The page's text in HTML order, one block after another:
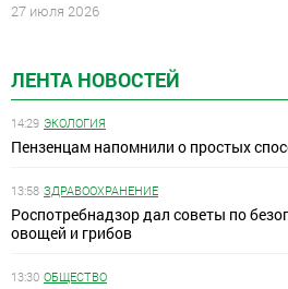
ЛЕНТА НОВОСТЕЙ
14:29 ЭКОЛОГИЯ
Пензенцам напомнили о простых
13:58 ЗДРАВООХРАНЕНИЕ
Роспотребнадзор дал советы по
овощей и грибов
13:30 ОБЩЕСТВО
27 июля 2026